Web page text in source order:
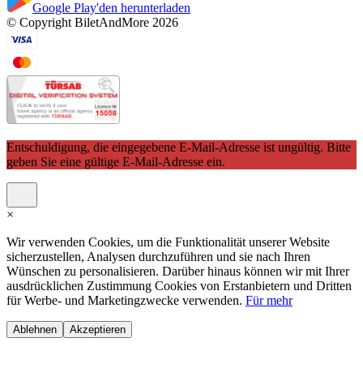
Google Play'den herunterladen
© Copyright BiletAndMore 2026
Entschuldigung, die eingegebene E-Mail-Adresse ist ungültig. Bitte
geben Sie eine gültige E-Mail-Adresse ein.
×
Wir verwenden Cookies, um die Funktionalität unserer Website
sicherzustellen, Analysen durchzuführen und sie nach Ihren
Wünschen zu personalisieren. Darüber hinaus können wir mit Ihrer
ausdrücklichen Zustimmung Cookies von Erstanbietern und Dritten
für Werbe- und Marketingzwecke verwenden. Für mehr
Ablehnen Akzeptieren